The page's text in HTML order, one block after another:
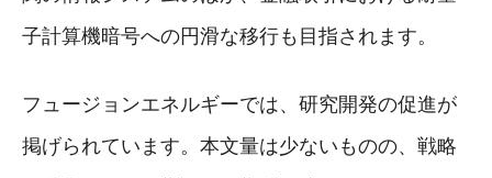
子計算機暗号への円滑な移行も目指されます。
フュージョンエネルギーでは、研究開発の促進が
掲げられています。本文量は少ないものの、戦略